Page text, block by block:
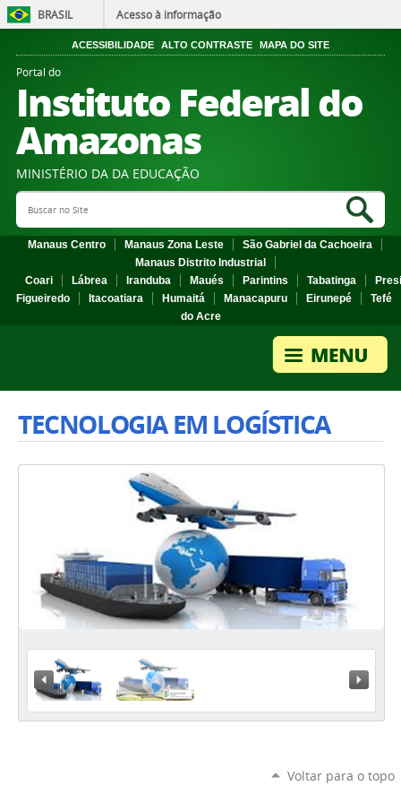
BRASIL Acesso à informação
ACESSIBILIDADE ALTO CONTRASTE MAPA DO SITE
Portal do
Instituto Federal do
Amazonas
MINISTÉRIO DA DA EDUCAÇÃO
Search Site
Manaus Centro Manaus Zona Leste
São Gabriel da Cachoeira
Manaus Distrito Industrial
Coari
Lábrea Iranduba Maués Parintins Tabatinga
Figueiredo
Itacoatiara Humaitá Manacapuru Eirunepé
Tefé
do Acre
TECNOLOGIA EM LOGÍSTICA
« Previous
Voltar para o topo